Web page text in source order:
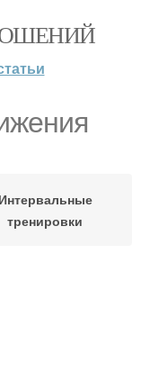
Интервальные
тренировки